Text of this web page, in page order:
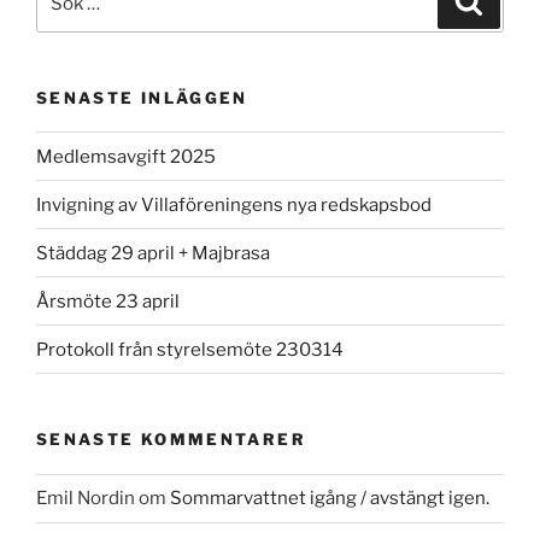
efter:
SENASTE INLÄGGEN
Medlemsavgift 2025
Invigning av Villaföreningens nya redskapsbod
Städdag 29 april + Majbrasa
Årsmöte 23 april
Protokoll från styrelsemöte 230314
SENASTE KOMMENTARER
Emil Nordin om Sommarvattnet igång / avstängt igen.